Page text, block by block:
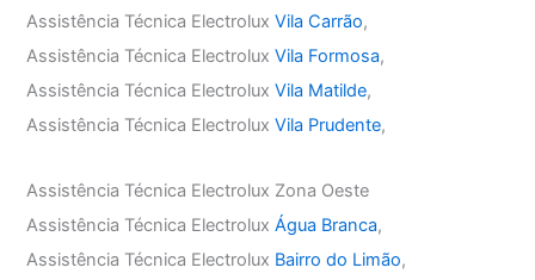
Assistência Técnica ElectroluxVila Carrão,
Assistência Técnica ElectroluxVila Formosa,
Assistência Técnica ElectroluxVila Matilde,
Assistência Técnica ElectroluxVila Prudente,
Assistência Técnica Electrolux Zona Oeste
Assistência Técnica ElectroluxÁgua Branca,
Assistência Técnica Electrolux Bairro do Limão,